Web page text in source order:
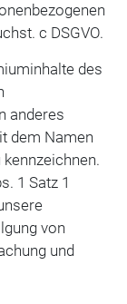
c DSGVO.
des
anderes
dem Namen
1 Satz 1
von
und